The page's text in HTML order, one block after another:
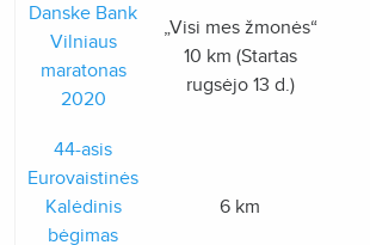
Danske Bank
Vilniaus
maratonas
2020
„Visi mes žmonės“
10 km (Startas
rugsėjo 13 d.)
44-asis
Eurovaistinės
Kalėdinis
bėgimas
6 km